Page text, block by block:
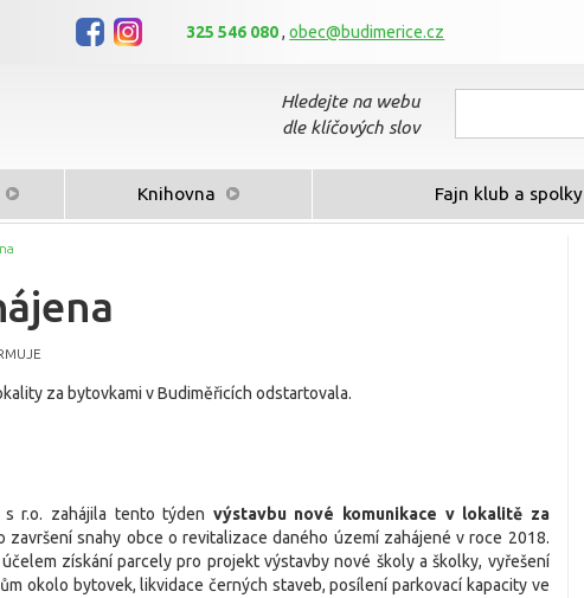
325 546 080,obec@budimerice.cz
Hledejte na webu
dle klíčových slov
Knihovna Fajn klub a spolky
za bytovkami v Budiměřicích odstartovala.
s r.o. zahájila tento týden výstavbu nové komunikace v lokalitě za
završení snahy obce o revitalizace daného území zahájené v roce 2018.
získání parcely pro projekt výstavby nové školy a školky, vyřešení
okolo bytovek, likvidace černých staveb, posílení parkovací kapacity ve